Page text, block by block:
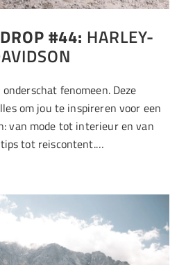
#44: HARLEY-
fenomeen. Deze
om jou te inspireren voor een
van mode tot interieur en van
tot reiscontent.…